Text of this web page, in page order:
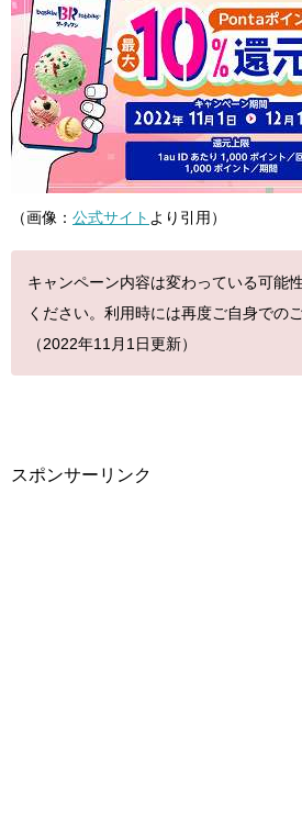
（画像： 公式サイト より引用）
キャンペーン内容は変わっている可能
ください。利用時には再度ご自身での
（2022年11 月1日更新）
スポンサーリンク